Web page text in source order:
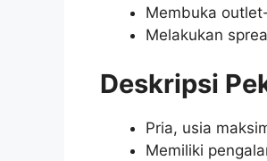
Membuka
Melakukan
Deskripsi
Pria, usia
Memiliki